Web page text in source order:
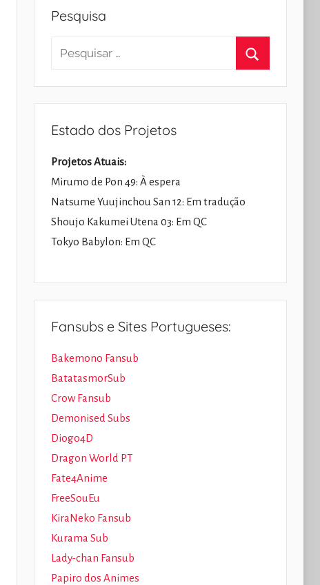
Pesquisa
Pesquisar
Estado dos Projetos
Projetos Atuais:
Mirumo de Pon 49: À espera
Natsume Yuujinchou San 12: Em tradução
Shoujo Kakumei Utena 03: Em QC
Tokyo Babylon: Em QC
Fansubs e Sites Portugueses:
Bakemono Fansub
BatatasmorSub
Crow Fansub
Demonised Subs
Diogo4D
Dragon World PT
Fate4Anime
FreeSouEu
KiraNeko Fansub
Kurama Sub
Lady-chan Fansub
Papiro dos Animes